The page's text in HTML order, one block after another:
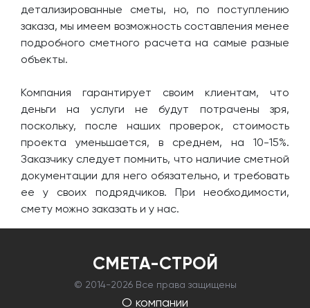
детализированные сметы, но, по поступлению
заказа, мы имеем возможность составления менее
подробного сметного расчета на самые разные
объекты.
Компания гарантирует своим клиентам, что
деньги на услуги не будут потрачены зря,
поскольку, после наших проверок, стоимость
проекта уменьшается, в среднем, на 10-15%.
Заказчику следует помнить, что наличие сметной
документации для него обязательно, и требовать
ее у своих подрядчиков. При необходимости,
смету можно заказать и у нас.
СМЕТА-СТРОЙ
© 2014-2026 Все права защищены
О компании